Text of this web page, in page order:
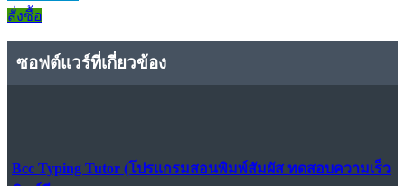
สั่งซื้อ
ซอฟต์แวร์ที่เกี่ยวข้อง
Bcc Typing Tutor (โปรแกรมสอนพิมพ์สัมผัส ทดสอบความเร็ว